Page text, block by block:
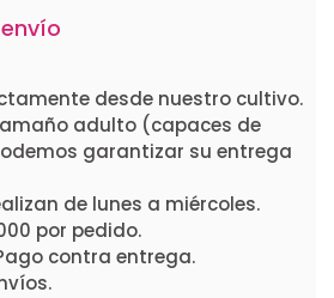
desde nuestro cultivo.
adulto (capaces de
garantizar su entrega
de lunes a miércoles.
por pedido.
contra entrega.